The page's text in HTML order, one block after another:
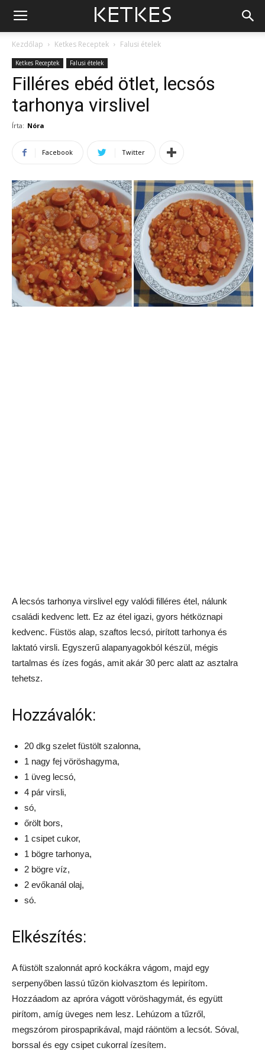
Kezdőlap Ketkes Receptek Falusi ételek
Ketkes Receptek Falusi ételek
Filléres ebéd ötlet, lecsós
tarhonya virslivel
Írta: Nóra
Facebook Twitter
A lecsós tarhonya virslivel egy valódi filléres étel, nálunk
családi kedvenc lett. Ez az étel igazi, gyors hétköznapi
kedvenc. Füstös alap, szaftos lecsó, pirított tarhonya és
laktató virsli. Egyszerű alapanyagokból készül, mégis
tartalmas és ízes fogás, amit akár 30 perc alatt az asztalra
tehetsz.
Hozzávalók:
20 dkg szelet füstölt szalonna,
1 nagy fej vöröshagyma,
1 üveg lecsó,
4 pár virsli,
só,
őrölt bors,
1 csipet cukor,
1 bögre tarhonya,
2 bögre víz,
2 evőkanál olaj,
só.
Elkészítés:
A füstölt szalonnát apró kockákra vágom, majd egy
serpenyőben lassú tűzön kiolvasztom és lepirítom.
Hozzáadom az apróra vágott vöröshagymát, és együtt
pirítom, amíg üveges nem lesz. Lehúzom a tűzről,
megszórom pirospaprikával, majd ráöntöm a lecsót. Sóval,
borssal és egy csipet cukorral ízesítem.